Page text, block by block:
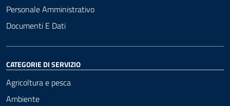
Personale Amministrativo
Documenti E Dati
CATEGORIE DI SERVIZIO
Agricoltura e pesca
Ambiente